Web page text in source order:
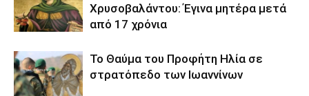
Χρυσοβαλάντου: Έγινα μητέρα μετά
από 17 χρόνια
Το Θαύμα του Προφήτη Ηλία σε
στρατόπεδο των Ιωαννίνων